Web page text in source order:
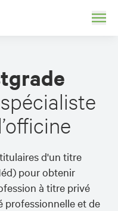
d'un titre
pour obtenir
à titre privé
professionnelle et de